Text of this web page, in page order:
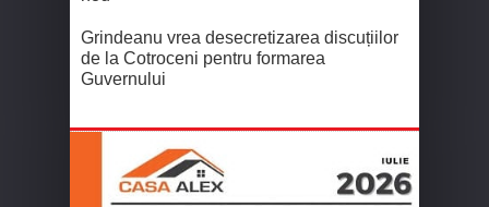
Grindeanu vrea desecretizarea discuțiilor
de la Cotroceni pentru formarea
Guvernului